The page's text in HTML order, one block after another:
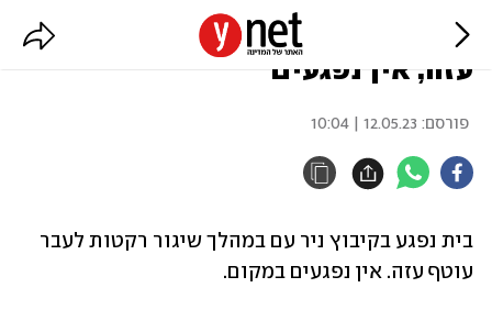
בית נפגע מרקטה בקיבוץ בעוטף
עזה, אין נפגעים
פורסם: 12.05.23 | 10:04
עוטף עזה. אין נפגעים במקום.